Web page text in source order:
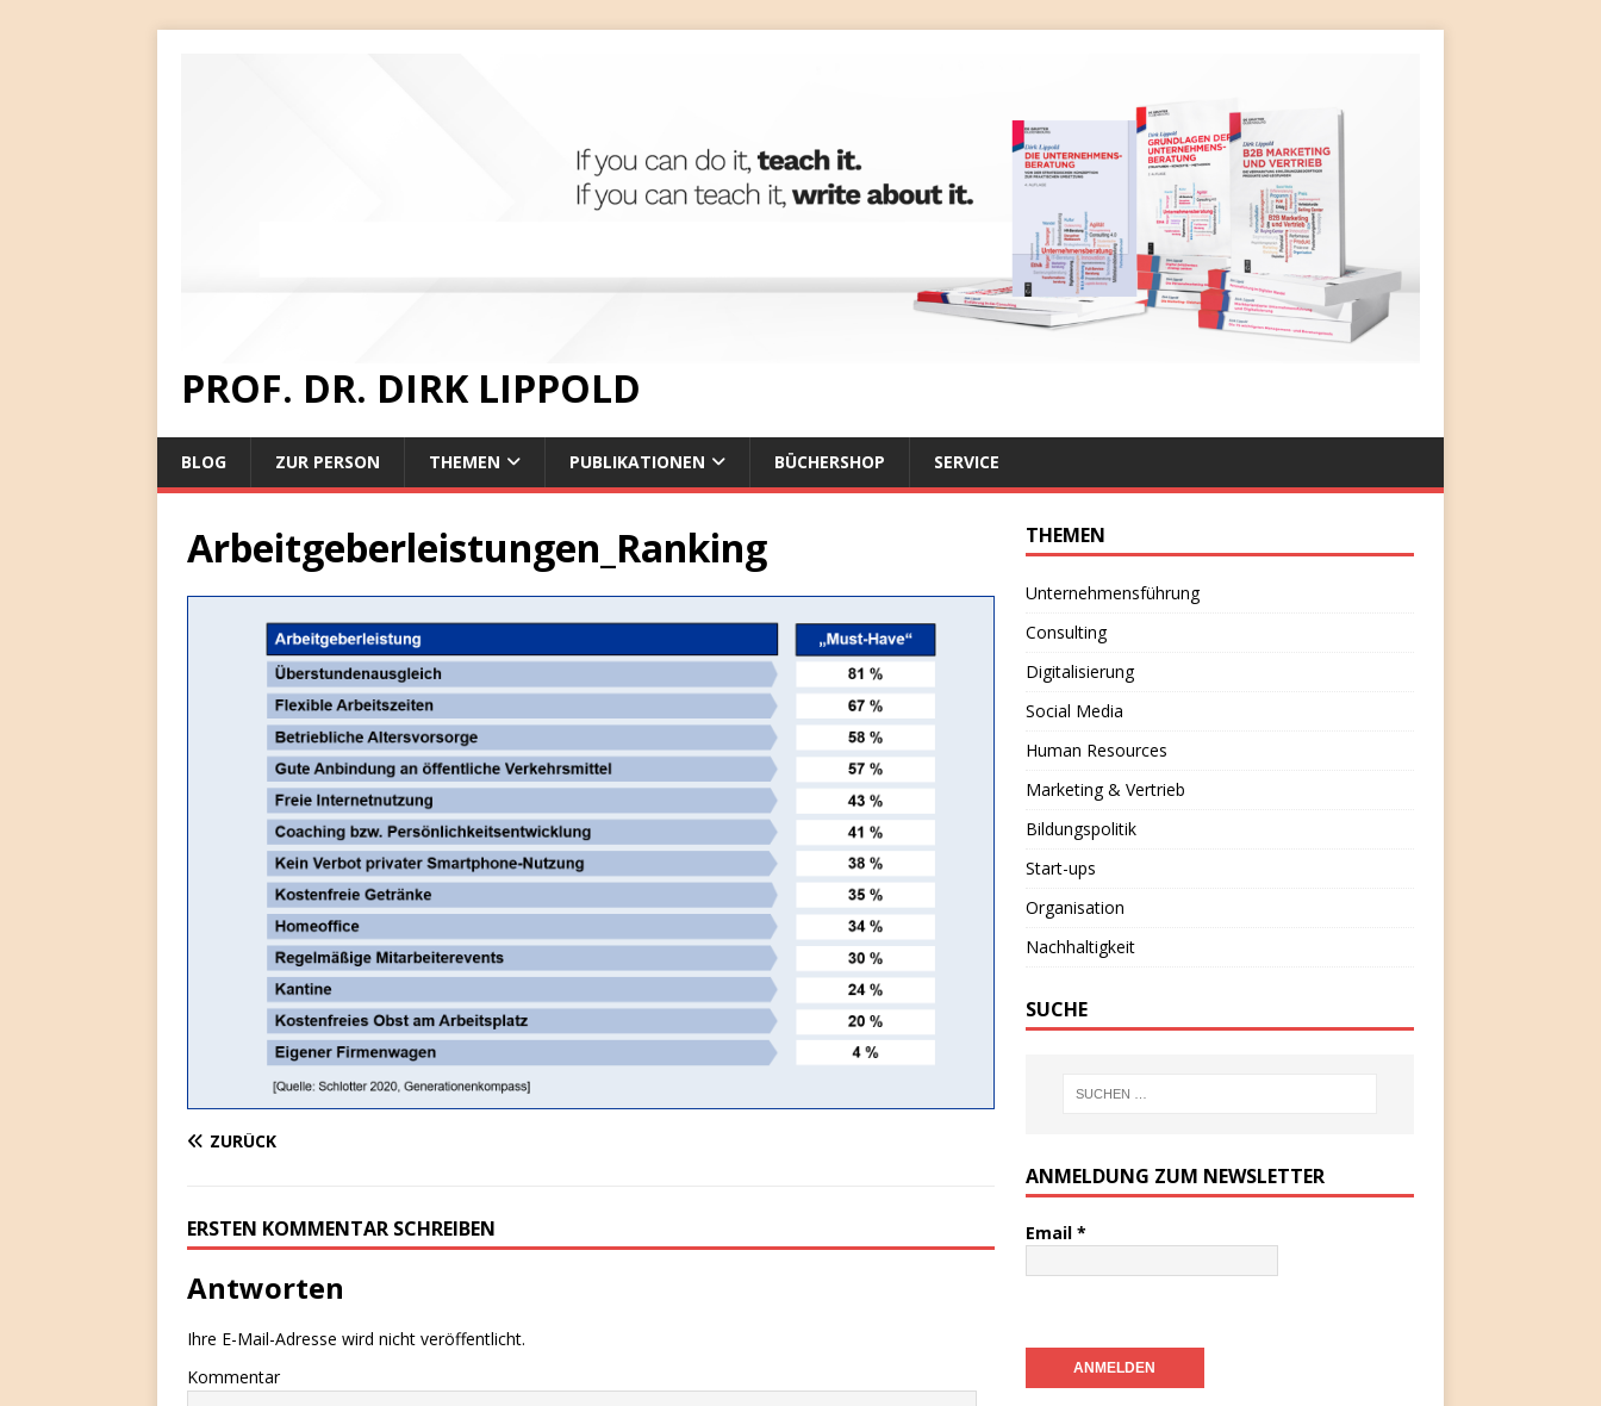
PROF. DR. DIRK LIPPOLD
BLOG ZUR PERSON THEMEN PUBLIKATIONEN BÜCHERSHOP SERVICE
Arbeitgeberleistungen_Ranking
ZURÜCK
ERSTEN KOMMENTAR SCHREIBEN
Antworten
Ihre E-Mail-Adresse wird nicht veröffentlicht.
Kommentar
THEMEN
Unternehmensführung
Consulting
Digitalisierung
Social Media
Human Resources
Marketing & Vertrieb
Bildungspolitik
Start-ups
Organisation
Nachhaltigkeit
SUCHE
ANMELDUNG ZUM NEWSLETTER
Email *